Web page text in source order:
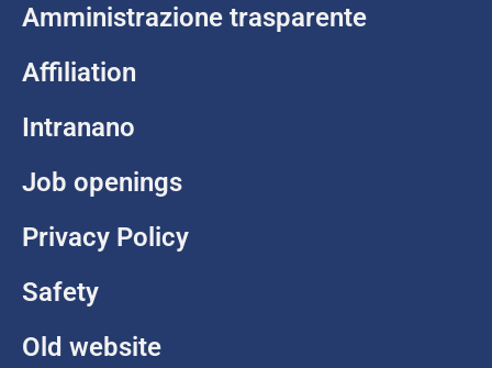
Amministrazione trasparente
Affiliation
Intranano
Job openings
Privacy Policy
Safety
Old website